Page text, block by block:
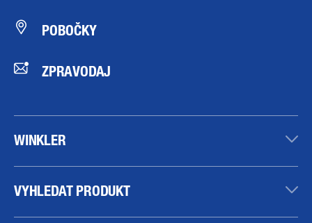
POBOČKY
ZPRAVODAJ
WINKLER
VYHLEDAT PRODUKT